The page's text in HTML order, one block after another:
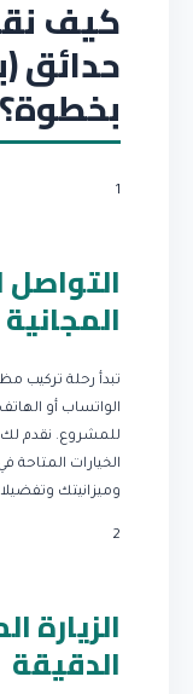
كيف
حدائق
بخطوة؟
1
التواصل
المجانية
تبدأ رحلة تركيب
الواتساب أو
للمشروع. نقدم
الخيارات المتاحة
وميزانيتك
2
الزيارة
الدقيقة